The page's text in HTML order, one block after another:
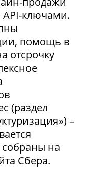
API-ключами.
помощь в
отсрочку
(раздел
–
на
Сбера.